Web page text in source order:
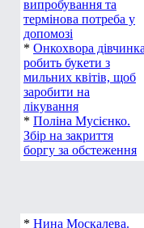
випробування та
термінова потреба у
допомозі
*Онкохвора дівчинка
робить букети з
мильних квітів, щоб
заробити на
лікування
*Поліна Мусієнко.
Збір на закриття